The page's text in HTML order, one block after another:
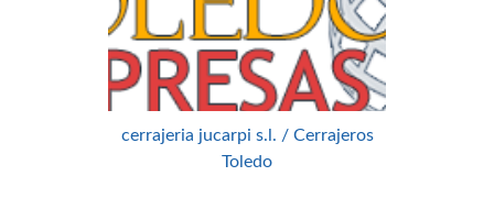
cerrajeria jucarpi s.l. / Cerrajeros
Toledo